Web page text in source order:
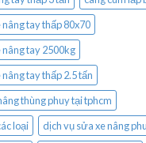
nâng tay thấp 80x70
nâng tay 2500kg
tay thấp 2.5 tấn
thùng phuy tại tphcm
loại
dịch vụ sửa xe nâng